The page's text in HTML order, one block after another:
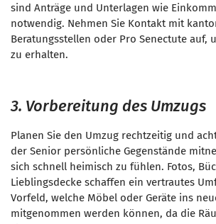
sind Anträge und Unterlagen wie
notwendig. Nehmen Sie Kontakt mit
Beratungsstellen oder Pro Senectute auf,
zu erhalten.
3. Vorbereitung des Umzugs
Planen Sie den Umzug rechtzeitig und
der Senior persönliche Gegenstände
sich schnell heimisch zu fühlen. Fotos,
Lieblingsdecke schaffen ein vertrautes
Vorfeld, welche Möbel oder Geräte ins
mitgenommen werden können, da die